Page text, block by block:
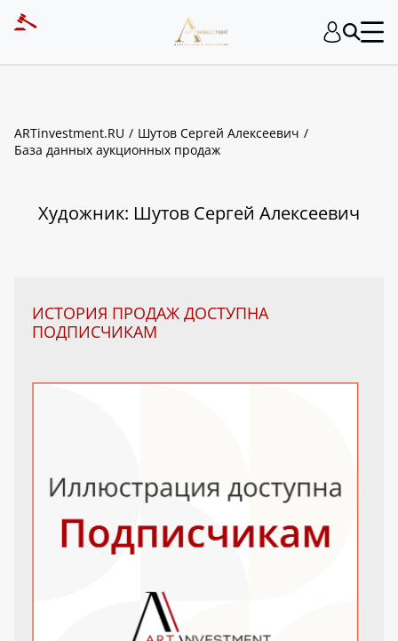
ARTinvestment.RU
Шутов Сергей Алексеевич
База данных аукционных продаж
Художник: Шутов Сергей Алексеевич
ИСТОРИЯ ПРОДАЖ ДОСТУПНА
ПОДПИСЧИКАМ